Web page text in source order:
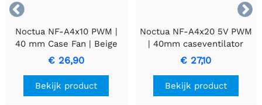


Noctua NF-A4x10 PWM |
40 mm Case Fan | Beige
€ 26,90
Bekijk product
Noctua NF-A4x20 5V PWM
| 40mm caseventilator
€ 27,10
Bekijk product